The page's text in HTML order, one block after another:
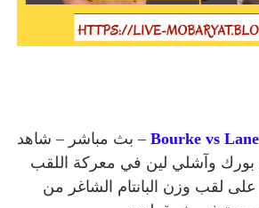
Bourke vs Lane– بث مباشر – شاهد
بورك وآشلي لين في معركة اللقب
لقب وزن البانتام الشاغر من